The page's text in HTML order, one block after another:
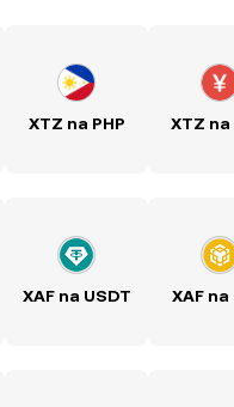
XTZ na PHP XTZ na
XAF na USDT XAF na